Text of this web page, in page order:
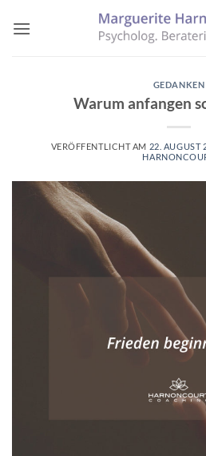
Inhalt
GEDANKEN
Warum anfangen
VERÖFFENTLICHT AM 22. AUGUST